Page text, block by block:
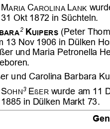
     

  

   
